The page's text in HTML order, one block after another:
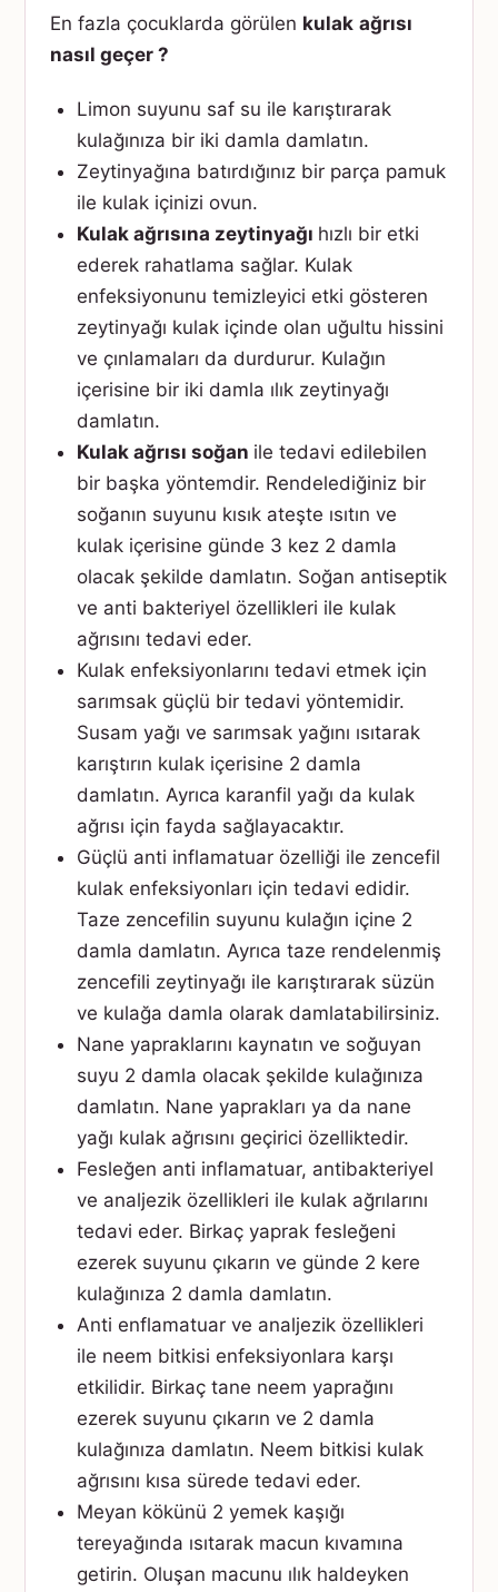
En fazla çocuklarda görülen kulak ağrısı
nasıl geçer ?
Limon suyunu saf su ile karıştırarak
kulağınıza bir iki damla damlatın.
Zeytinyağına batırdığınız bir parça pamuk
ile kulak içinizi ovun.
Kulak ağrısına zeytinyağı hızlı bir etki
ederek rahatlama sağlar. Kulak
enfeksiyonunu temizleyici etki gösteren
zeytinyağı kulak içinde olan uğultu hissini
ve çınlamaları da durdurur. Kulağın
içerisine bir iki damla ılık zeytinyağı
damlatın.
Kulak ağrısı soğan ile tedavi edilebilen
bir başka yöntemdir. Rendelediğiniz bir
soğanın suyunu kısık ateşte ısıtın ve
kulak içerisine günde 3 kez 2 damla
olacak şekilde damlatın. Soğan antiseptik
ve anti bakteriyel özellikleri ile kulak
ağrısını tedavi eder.
Kulak enfeksiyonlarını tedavi etmek için
sarımsak güçlü bir tedavi yöntemidir.
Susam yağı ve sarımsak yağını ısıtarak
karıştırın kulak içerisine 2 damla
damlatın. Ayrıca karanfil yağı da kulak
ağrısı için fayda sağlayacaktır.
Güçlü anti inflamatuar özelliği ile zencefil
kulak enfeksiyonları için tedavi edidir.
Taze zencefilin suyunu kulağın içine 2
damla damlatın. Ayrıca taze rendelenmiş
zencefili zeytinyağı ile karıştırarak süzün
ve kulağa damla olarak damlatabilirsiniz.
Nane yapraklarını kaynatın ve soğuyan
suyu 2 damla olacak şekilde kulağınıza
damlatın. Nane yaprakları ya da nane
yağı kulak ağrısını geçirici özelliktedir.
Fesleğen anti inflamatuar, antibakteriyel
ve analjezik özellikleri ile kulak ağrılarını
tedavi eder. Birkaç yaprak fesleğeni
ezerek suyunu çıkarın ve günde 2 kere
kulağınıza 2 damla damlatın.
Anti enflamatuar ve analjezik özellikleri
ile neem bitkisi enfeksiyonlara karşı
etkilidir. Birkaç tane neem yaprağını
ezerek suyunu çıkarın ve 2 damla
kulağınıza damlatın. Neem bitkisi kulak
ağrısını kısa sürede tedavi eder.
Meyan kökünü 2 yemek kaşığı
tereyağında ısıtarak macun kıvamına
getirin. Oluşan macunu ılık haldeyken